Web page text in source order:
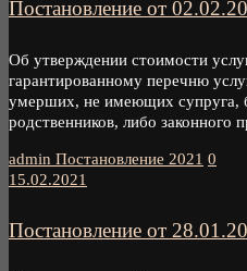
Постановление от
Об утверждении стоимости
гарантированному перечню
умерших, не имеющих супруга,
родственников, либо законного
admin Постановление 2021 0
15.02.2021
Постановление от